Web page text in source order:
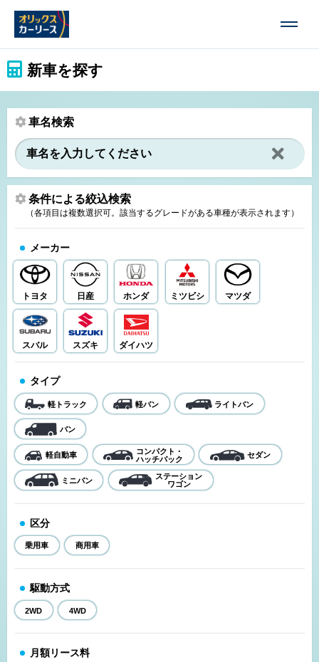
新車を探す
車名検索
条件による絞込検索
（各項目は複数選択可。該当するグレードがある車種が表示されます）
メーカー
トヨタ 日産 ホンダ ミツビシ マツダ
スバル スズキ ダイハツ
タイプ
軽トラック 軽バン ライトバン
バン
軽自動車
コンパクト・
ハッチバック
セダン
ミニバン
ステーション
ワゴン
区分
乗用車 商用車
駆動方式
2WD 4WD
月額リース料